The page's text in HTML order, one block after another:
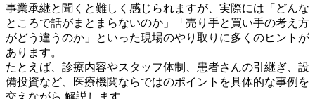
事業承継と聞くと難しく感じられますが、実際には「どんな
ところで話がまとまらないのか」「売り手と買い手の考え方
がどう違うのか」といった現場のやり取りに多くのヒントが
あります。
たとえば、診療内容やスタッフ体制、患者さんの引継ぎ、設
備投資など、医療機関ならではのポイントを具体的な事例を
交えながら 解説します。